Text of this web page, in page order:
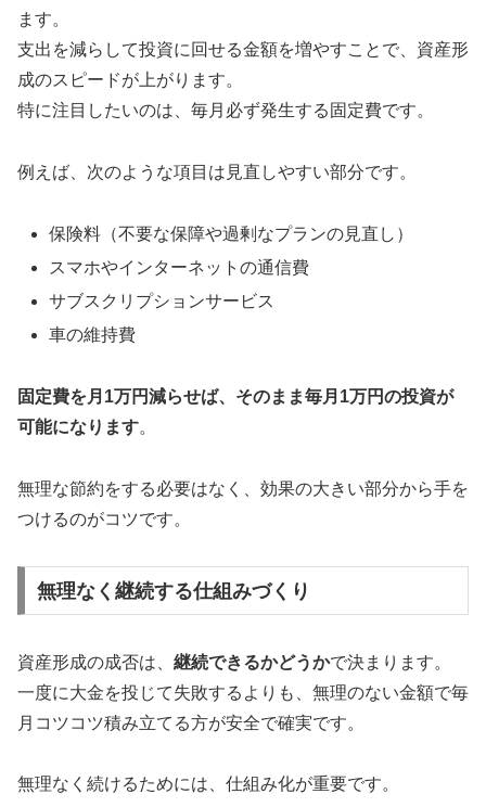
ます。
支出を減らして投資に回せる金額を増やすことで、資産形
成のスピードが上がります。
特に注目したいのは、毎月必ず発生する固定費です。
例えば、次のような項目は見直しやすい部分です。
保険料（不要な保障や過剰なプランの見直し）
スマホやインターネットの通信費
サブスクリプションサービス
車の維持費
固定費を月1万円減らせば、そのまま毎月1万円の投資が
可能になります。
無理な節約をする必要はなく、効果の大きい部分から手を
つけるのがコツです。
無理なく継続する仕組みづくり
資産形成の成否は、 継続できるかどうかで決まります。
一度に大金を投じて失敗するよりも、無理のない金額で毎
月コツコツ積み立てる方が安全で確実です。
無理なく続けるためには、仕組み化が重要です。